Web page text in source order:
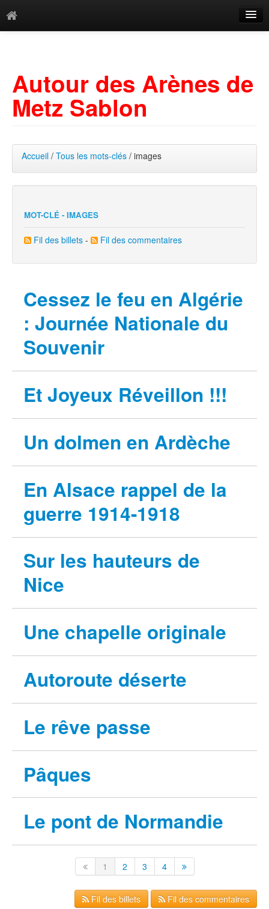
Mots-clés
Autour des Arènes de
Metz Sablon
Accueil / Tous les mots-clés / images
MOT-CLÉ - IMAGES
Fil des billets - Fil des commentaires
Cessez le feu en Algérie
: Journée Nationale du
Souvenir
Et Joyeux Réveillon !!!
Un dolmen en Ardèche
En Alsace rappel de la
guerre 1914-1918
Sur les hauteurs de
Nice
Une chapelle originale
Autoroute déserte
Le rêve passe
Pâques
Le pont de Normandie
1 2 3 4
Fil des billets Fil des commentaires